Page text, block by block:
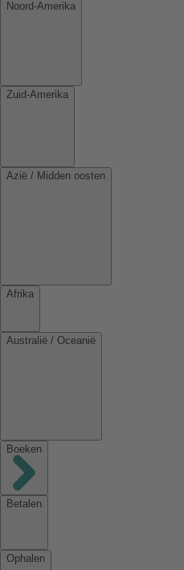
Noord-Amerika
Zuid-Amerika
Azië / Midden oosten
Afrika
Australië / Oceanië
Boeken
Betalen
Ophalen